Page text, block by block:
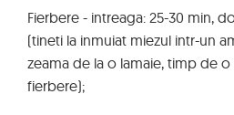
Fierbere - intreaga: 25-30 min,
(tineti la inmuiat miezul intr-un
zeama de la o lamaie, timp de
fierbere);